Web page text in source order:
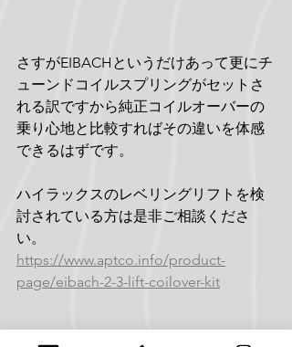
さすがEIBACHというだけあって更にチ
ューンドコイルスプリングがセットさ
れる訳ですから純正コイルオーバーの
乗り心地と比較すればその違いを体感
できるはずです。
ハイラックスのレベリングリフトを検
討されている方は是非ご相談くださ
い。
https://www.aptco.info/product-
page/eibach-2-3-lift-coilover-kit